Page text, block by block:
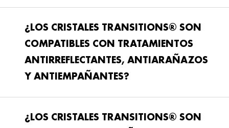
¿LOS CRISTALES TRANSITIONS® SON
COMPATIBLES CON TRATAMIENTOS
ANTIRREFLECTANTES, ANTIARAÑAZOS
Y ANTIEMPAÑANTES?
¿LOS CRISTALES TRANSITIONS® SON